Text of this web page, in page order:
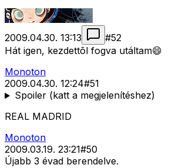
2009.04.30. 13:13 #52
Hát igen, kezdettõl fogva utáltam😄
Monoton
2009.04.30. 12:24#51
Spoiler (katt a megjelenítéshez)
REAL MADRID
Monoton
2009.03.19. 23:21#50
Újabb 3 évad berendelve.